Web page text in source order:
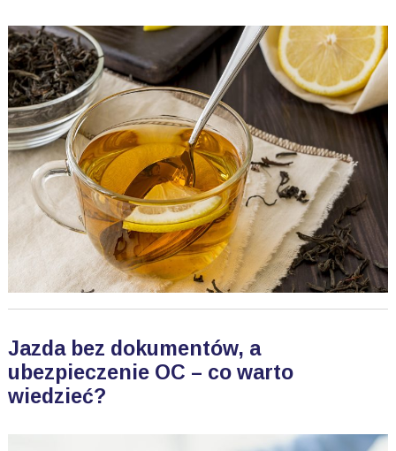
Jazda bez dokumentów, a
ubezpieczenie OC – co warto
wiedzieć?